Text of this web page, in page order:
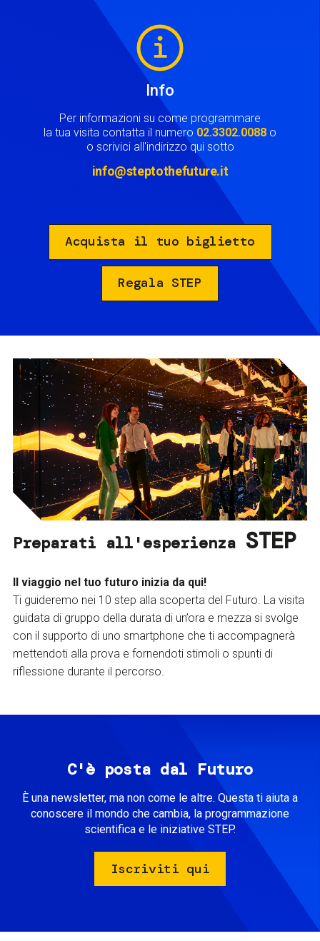
Info
Per informazioni su come programmare
la tua visita contatta il numero 02.3302.0088 o
o scrivici all'indirizzo qui sotto
info@steptothefuture.it
Acquista il tuo biglietto
Regala STEP
Preparati all'esperienza STEP
Il viaggio nel tuo futuro inizia da qui!
Ti guideremo nei 10 step alla scoperta del Futuro. La visita
guidata di gruppo della durata di un’ora e mezza si svolge
con il supporto di uno smartphone che ti accompagnerà
mettendoti alla prova e fornendoti stimoli o spunti di
riflessione durante il percorso.
C'è posta dal Futuro
È una newsletter, ma non come le altre. Questa ti aiuta a
conoscere il mondo che cambia, la programmazione
scientifica e le iniziative STEP.
Iscriviti qui